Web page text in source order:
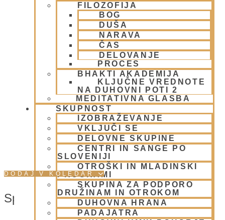
FILOZOFIJA
BOG
DUŠA
NARAVA
ČAS
DELOVANJE
PROCES
BHAKTI AKADEMIJA
KLJUČNE VREDNOTE
NA DUHOVNI POTI 2
MEDITATIVNA GLASBA
SKUPNOST
IZOBRAŽEVANJE
VKLJUČI SE
DELOVNE SKUPINE
CENTRI IN SANGE PO
SLOVENIJI
OTROŠKI IN MLADINSKI
PROGRAMI
SKUPINA ZA PODPORO
DRUŽINAM IN OTROKOM
DUHOVNA HRANA
PADAJATRA
Ljubljana
1000 Slovenia
+ Google Zemljevidi
01/ 4312319
Poglej Prizorišče spletno stran
DODAJ V KOLEDAR
Spletna Stran: